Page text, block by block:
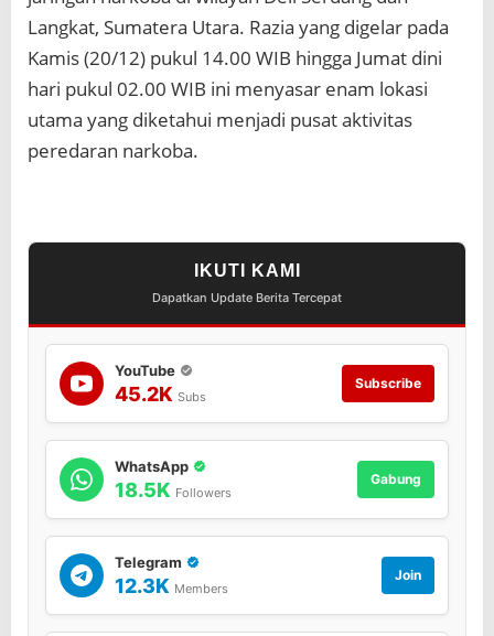
h
a
P
e
a
a
u
s
n
a
h
B
a
r
a
k
Langkat, Sumatera Utara. Razia yang digelar pada
Kamis (20/12) pukul 14.00 WIB hingga Jumat dini
hari pukul 02.00 WIB ini menyasar enam lokasi
utama yang diketahui menjadi pusat aktivitas
peredaran narkoba.
IKUTI KAMI
Dapatkan Update Berita Tercepat
YouTube
45.2K Subs
Subscribe
WhatsApp
18.5K Followers
Gabung
Telegram
12.3K Members
Join